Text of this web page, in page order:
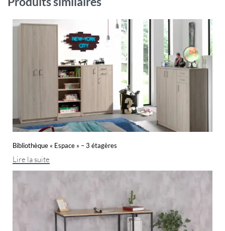
Bibliothèque « Espace » – 3 étagères
Lire la suite